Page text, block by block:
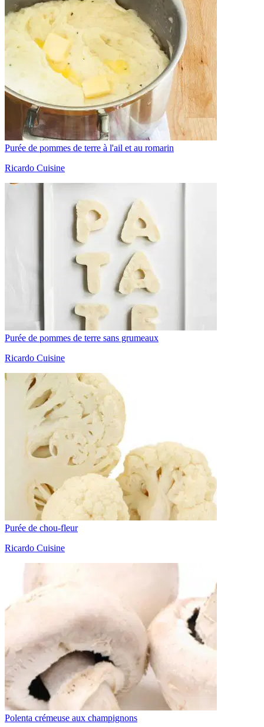
Purée de pommes de terre à l'ail et au romarin
Ricardo Cuisine
Purée de pommes de terre sans grumeaux
Ricardo Cuisine
Purée de chou-fleur
Ricardo Cuisine
Polenta crémeuse aux champignons